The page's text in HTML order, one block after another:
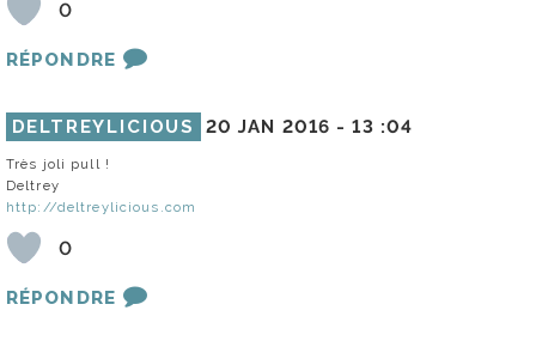
0
RÉPONDRE
DELTREYLICIOUS 20 JAN 2016 -13 :04
Très joli pull !
Deltrey
http://deltreylicious.com
0
RÉPONDRE